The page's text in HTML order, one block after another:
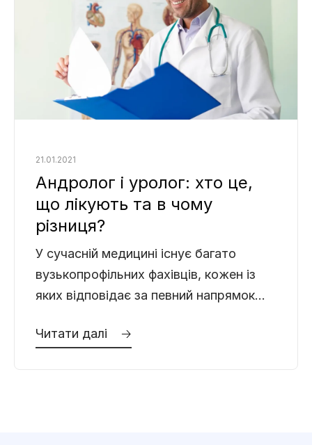
Андролог і уролог: хто це,
що лікують та в чому
різниця?
21.01.2021
У сучасній медицині існує багато
вузькопрофільних фахівців, кожен із
яких відповідає за певний напрямок
захворювання чоловічої статевої та
Читати далі 🡢